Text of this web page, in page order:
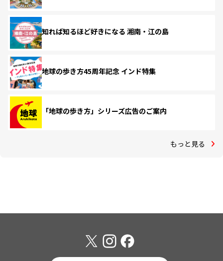
知れば知るほど好きになる 湘南・江の島
地球の歩き方45周年記念 インド特集
「地球の歩き方」シリーズ広告のご案内
もっと見る